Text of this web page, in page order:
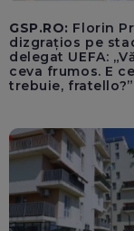
GSP.RO: Florin
dizgrațios pe
delegat UEFA:
ceva frumos. E ce
trebuie, fratello?”